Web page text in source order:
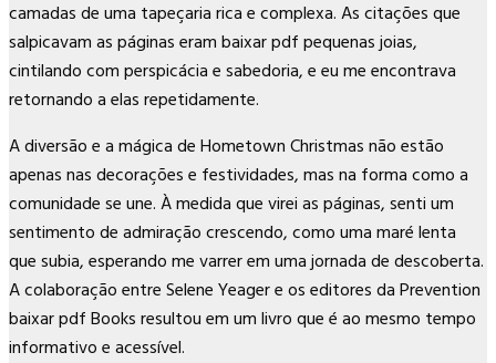
camadas de uma tapeçaria rica e complexa. As citações que
salpicavam as páginas eram baixar pdf pequenas joias,
cintilando com perspicácia e sabedoria, e eu me encontrava
retornando a elas repetidamente.
A diversão e a mágica de Hometown Christmas não estão
apenas nas decorações e festividades, mas na forma como a
comunidade se une. À medida que virei as páginas, senti um
sentimento de admiração crescendo, como uma maré lenta
que subia, esperando me varrer em uma jornada de descoberta.
A colaboração entre Selene Yeager e os editores da Prevention
baixar pdf Books resultou em um livro que é ao mesmo tempo
informativo e acessível.